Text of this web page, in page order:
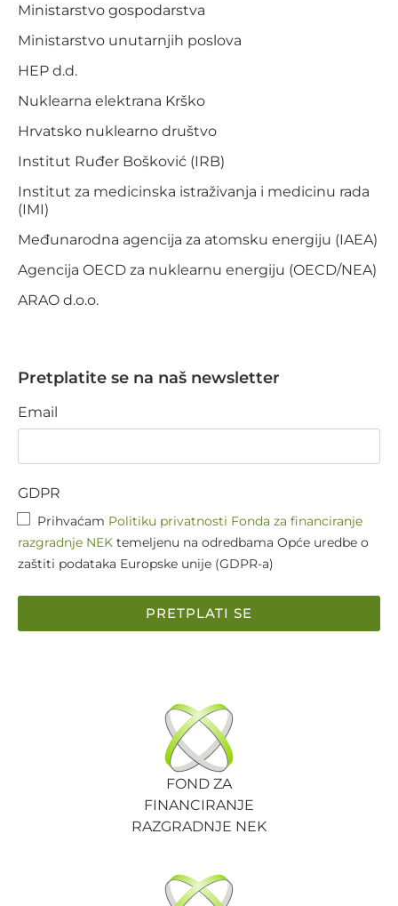
Ministarstvo gospodarstva
Ministarstvo unutarnjih poslova
HEP d.d.
Nuklearna elektrana Krško
Hrvatsko nuklearno društvo
Institut Ruđer Bošković (IRB)
Institut za medicinska istraživanja i medicinu rada
(IMI)
Međunarodna agencija za atomsku energiju (IAEA)
Agencija OECD za nuklearnu energiju (OECD/NEA)
ARAO d.o.o.
Pretplatite se na naš newsletter
Email
GDPR
Prihvaćam Politiku privatnosti Fonda za financiranje
razgradnje NEK temeljenu na odredbama Opće uredbe o
zaštiti podataka Europske unije (GDPR-a)
PRETPLATI SE
FOND ZA
FINANCIRANJE
RAZGRADNJE NEK